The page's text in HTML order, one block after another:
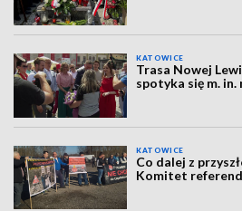
KATOWICE
Trasa Nowej
spotyka się m. in.
KATOWICE
Co dalej z
Komitet